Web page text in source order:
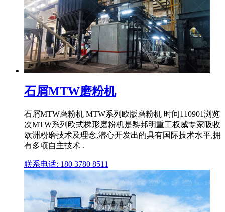
石屑MTW磨粉机
石屑MTW磨粉机 MTW系列欧版磨粉机 时间110901浏览
次MTW系列欧式梯形磨粉机是黎邦明重工权威专家吸收
欧洲粉磨技术及理念,潜心开发出的具有国际技术水平,拥
有多项自主技术 .
联系电话: 180 3780 8511